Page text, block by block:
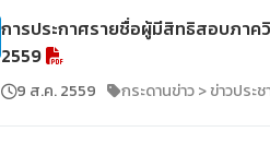
การประกาศรายชื่อผู้มีสิทธิสอบภาค
2559
9 ส.ค. 2559 กระดานข่าว > ข่าวปร